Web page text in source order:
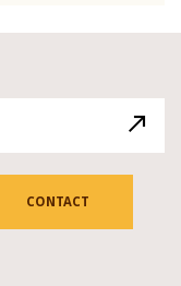
CONTACT